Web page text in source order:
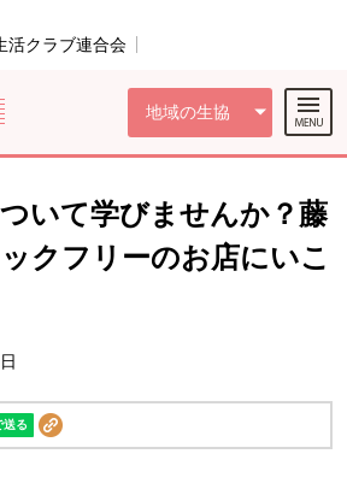
活クラブ連合会
地域の生協
ニューです。
スキップする
こまで。
いて学びませんか？藤
クフリーのお店にいこ